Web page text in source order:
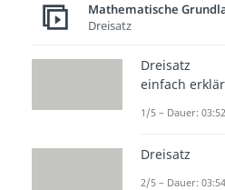
Mathematische
Dreisatz
Dreisatz
einfach
1/5 – Dauer: 03:52
Dreisatz
2/5 – Dauer: 03:54